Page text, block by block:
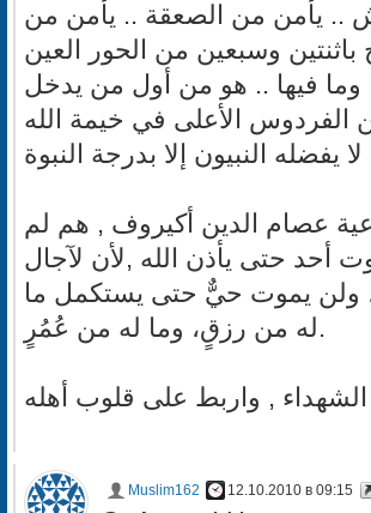
.. يأمن من الصعقة .. يأمن من
وسبعين من الحور العين
وما فيها .. هو من أول من يدخل
الفردوس الأعلى في خيمة الله
عصام الدين أكيروف , هم لم
أحد حتى يأذن الله ,لأن لآجال
ولن يموت حيٌّ حتى يستكمل ما
له من رزقٍ، وما له من عُمُرٍ.
, واربط على قلوب أهله
Muslim162 12.10.2010 в 09:15